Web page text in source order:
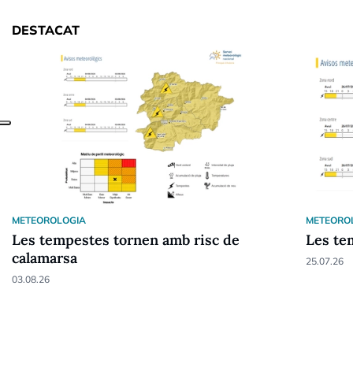
DESTACAT
METEOROLOGIA
Les tempestes tornen amb risc de
calamarsa
03.08.26
Les
25.07.26